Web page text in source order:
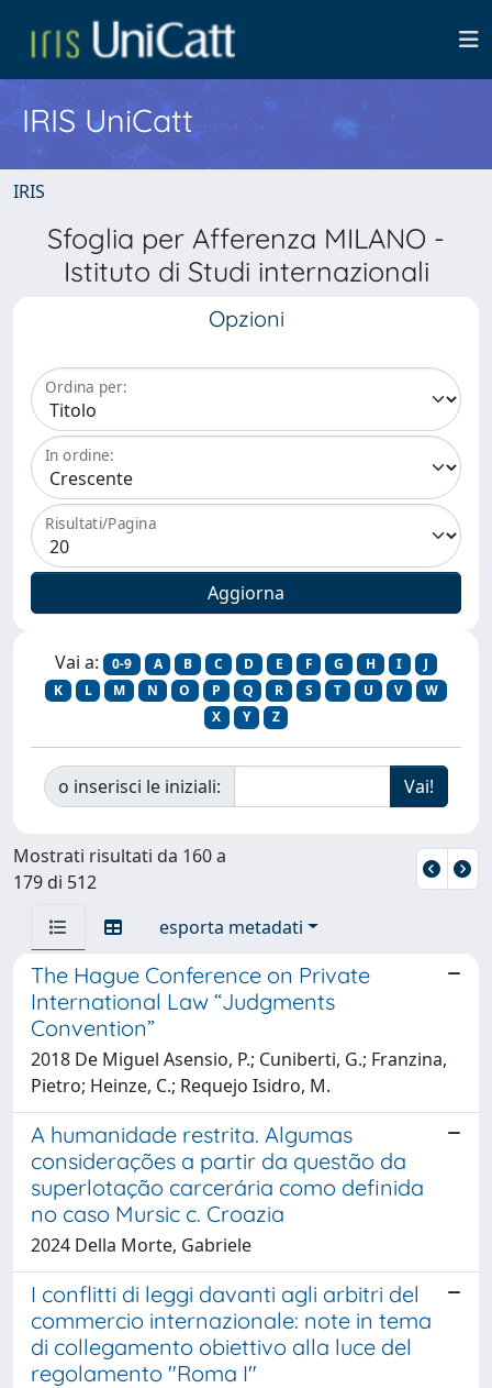
IRIS UniCatt
IRIS
Sfoglia per Afferenza MILANO -
Istituto di Studi internazionali
Opzioni
Ordina per:
In ordine:
Risultati/Pagina
Vai a: 0-9 A B C D E F G H I
J
K
L M N O P Q R S T U V
W
X
Y Z
o inserisci le iniziali:
Mostrati risultati da 160 a
179 di 512
esporta metadati
The Hague Conference on Private
International Law “Judgments
Convention”
2018 De Miguel Asensio, P.; Cuniberti, G.; Franzina,
Pietro; Heinze, C.; Requejo Isidro, M.
A humanidade restrita. Algumas
considerações a partir da questão da
superlotação carcerária como definida
no caso Mursic c. Croazia
2024 Della Morte, Gabriele
I conflitti di leggi davanti agli arbitri del
commercio internazionale: note in tema
di collegamento obiettivo alla luce del
regolamento "Roma I"